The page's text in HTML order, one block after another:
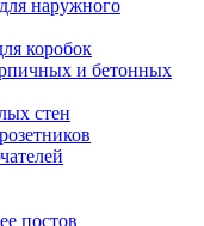
наружного
коробок
и бетонных
стен
постов